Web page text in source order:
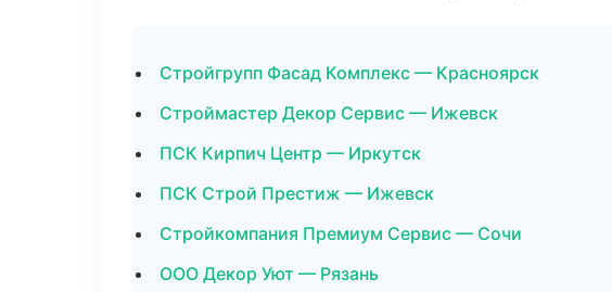
Стройгрупп Фасад Комплекс — Красноярск
Строймастер Декор Сервис — Ижевск
ПСК Кирпич Центр — Иркутск
ПСК Строй Престиж — Ижевск
Стройкомпания Премиум Сервис — Сочи
ООО Декор Уют — Рязань